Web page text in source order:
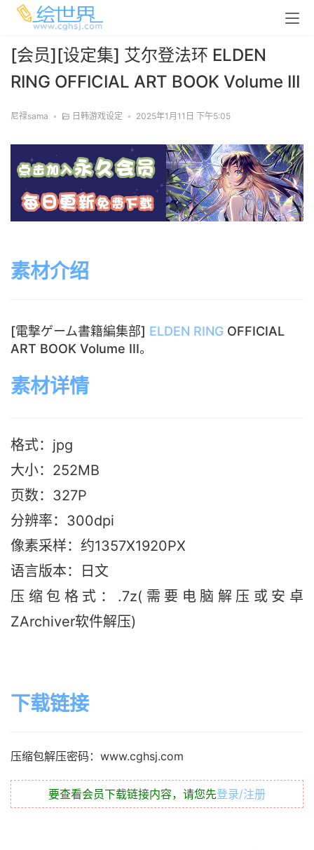
[会员][设定集] 艾尔登法环 ELDEN
RING OFFICIAL ART BOOK Volume III
尼禄sama • 日韩游戏设定 • 2025年1月11日 下午5:05
素材介绍
[電撃ゲーム書籍編集部] ELDEN RING OFFICIAL
ART BOOK Volume III。
素材详情
格式：jpg
大小：252MB
页数：327P
分辨率：300dpi
像素采样：约1357X1920PX
语言版本：日文
压缩包格式：.7z(需要电脑解压或安卓
ZArchiver软件解压)
下载链接
压缩包解压密码：www.cghsj.com
要查看会员下载链接内容，请您先登录/注册